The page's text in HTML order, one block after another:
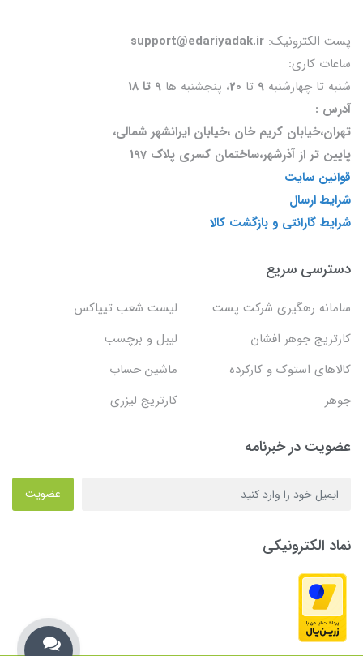
پست الکترونیک:
ساعات کاری:
شنبه تا چهارشنبه 9 تا 20، پنجشنبه ها
آدرس :
تهران،خیابان کریم خان ،خیابان ایرانشهر شمالی،
پایین تر از آذرشهر،ساختمان کسری پلاک 197
قوانین سایت
شرایط ارسال
شرایط گارانتی و بازگشت کالا
دسترسی سریع
سامانه رهگیری شرکت پست
لیست شعب تیپاکس
کارتریج جوهر افشان
لیبل و برچسب
کالاهای استوک و کارکرده
ماشین حساب
جوهر
کارتریج لیزری
عضویت در خبرنامه
عضویت
نماد الکترونیکی